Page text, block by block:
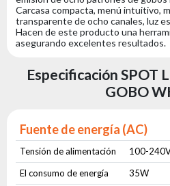
Carcasa compacta, menú intuitivo,
transparente de ocho canales, luz
Hacen de este producto una
asegurando excelentes resultados.
Especificación SPOT
GOBO
Fuente de energía (AC)
Tensión de alimentación
100-
El consumo de energía
35W